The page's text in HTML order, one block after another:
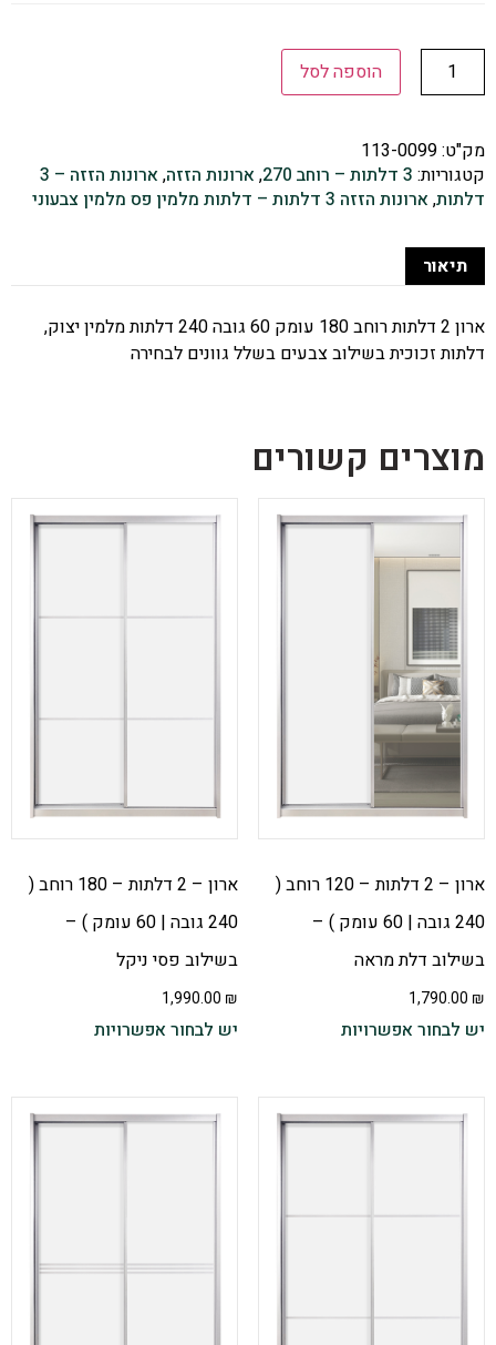
הוספה לסל
מק"ט:113-0099
קטגוריות: 3 דלתות – רוחב 270 , ארונות הזזה,
ארונות הזזה – 3
דלתות, ארונות הזזה 3 דלתות – דלתות מלמין פס מלמין צבעוני
תיאור
ארון 2 דלתות רוחב 180 עומק 60 גובה 240 דלתות מלמין יצוק,
דלתות זכוכית בשילוב צבעים בשלל גוונים לבחירה
מוצרים קשורים
ארון – 2 דלתות – 120 רוחב (
240 גובה | 60 עומק ) –
בשילוב דלת מראה
1,790.00 ₪
יש לבחור אפשרויות
ארון – 2 דלתות – 180 רוחב (
240 גובה | 60 עומק ) –
בשילוב פסי ניקל
1,990.00 ₪
יש לבחור אפשרויות